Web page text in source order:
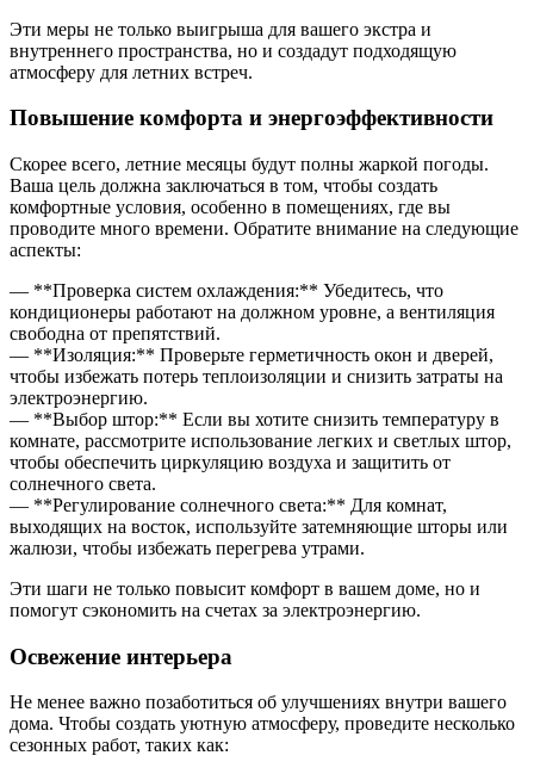
Эти меры не только выигрыша для вашего экстра и
внутреннего пространства, но и создадут подходящую
атмосферу для летних встреч.
Повышение комфорта и энергоэффективности
Скорее всего, летние месяцы будут полны жаркой погоды.
Ваша цель должна заключаться в том, чтобы создать
комфортные условия, особенно в помещениях, где вы
проводите много времени. Обратите внимание на следующие
аспекты:
— **Проверка систем охлаждения:** Убедитесь, что
кондиционеры работают на должном уровне, а вентиляция
свободна от препятствий.
— **Изоляция:** Проверьте герметичность окон и дверей,
чтобы избежать потерь теплоизоляции и снизить затраты на
электроэнергию.
— **Выбор штор:** Если вы хотите снизить температуру в
комнате, рассмотрите использование легких и светлых штор,
чтобы обеспечить циркуляцию воздуха и защитить от
солнечного света.
— **Регулирование солнечного света:** Для комнат,
выходящих на восток, используйте затемняющие шторы или
жалюзи, чтобы избежать перегрева утрами.
Эти шаги не только повысит комфорт в вашем доме, но и
помогут сэкономить на счетах за электроэнергию.
Освежение интерьера
Не менее важно позаботиться об улучшениях внутри вашего
дома. Чтобы создать уютную атмосферу, проведите несколько
сезонных работ, таких как: